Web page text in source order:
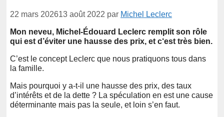
22 mars 202613 août 2022 par Michel Leclerc
Mon neveu, Michel-Édouard Leclerc remplit son rôle
qui est d’éviter une hausse des prix, et c‘est très bien.
C’est le concept Leclerc que nous pratiquons tous dans
la famille.
Mais pourquoi y a-t-il une hausse des prix, des taux
d’intérêts et de la dette ? La spéculation en est une cause
déterminante mais pas la seule, et loin s’en faut.